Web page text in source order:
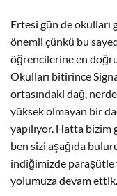
Ertesi gün de okulları
önemli çünkü bu
öğrencilerine en
Okulları bitirince
ortasındaki dağ,
yüksek olmayan bir
yapılıyor. Hatta bizim
ben sizi aşağıda
indiğimizde paraşütle
yolumuza devam ettik.